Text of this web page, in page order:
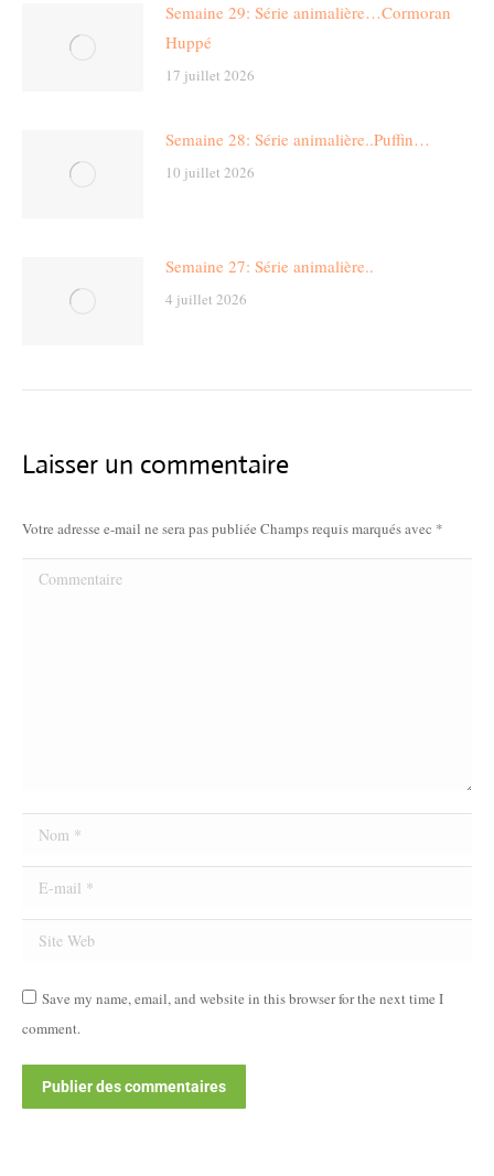
Semaine 29: Série animalière…Cormoran
Huppé
17 juillet 2026
Semaine 28: Série animalière..Puffin…
10 juillet 2026
Semaine 27: Série animalière..
4 juillet 2026
Laisser un commentaire
Votre adresse e-mail ne sera pas publiée Champs requis marqués avec *
Commentaire
Nom *
E-mail *
Site Web
Save my name, email, and website in this browser for the next time I
comment.
Publier des commentaires